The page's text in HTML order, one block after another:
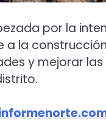
por la
a la
y mejorar